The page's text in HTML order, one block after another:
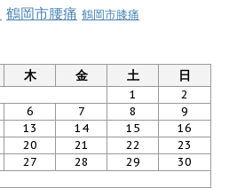
鶴岡市腰痛 鶴岡市膝痛
木 金 土 日
1
2
6 7 8
9
13 14 15
16
20 21 22
23
27 28 29
30